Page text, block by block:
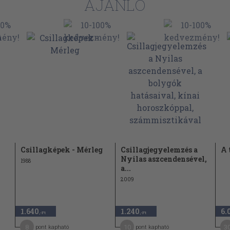
46
50
54
AJÁNLÓ
Csillagképek - Mérleg
1988
1.640 ,-Ft
pont kapható
Csillagjegyelemzés a
Nyilas aszcendensével,
a...
2009
1.240 ,-Ft
pont kapható
A